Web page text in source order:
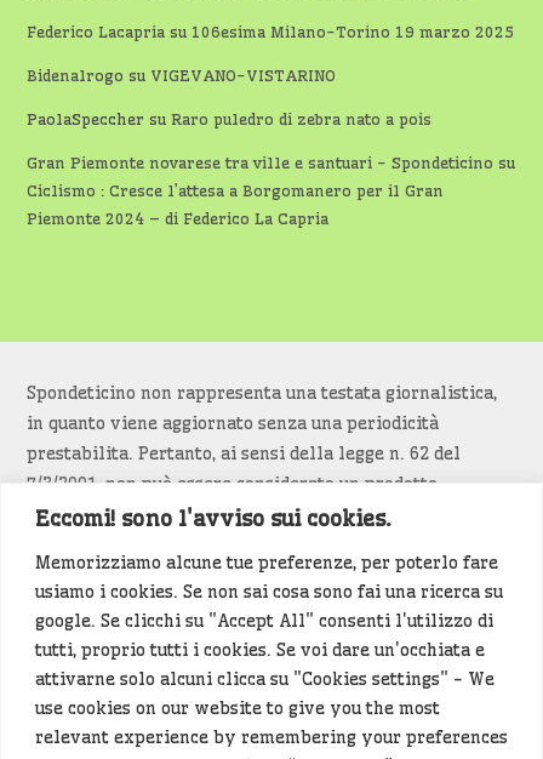
Eccomi! sono l'avviso sui cookies.
Memorizziamo alcune tue preferenze, per poterlo fare
usiamo i cookies. Se non sai cosa sono fai una ricerca su
google. Se clicchi su "Accept All" consenti l'utilizzo di
tutti, proprio tutti i cookies. Se voi dare un'occhiata e
attivarne solo alcuni clicca su "Cookies settings" - We
use cookies on our website to give you the most
relevant experience by remembering your preferences
Federico Lacapria su 106esima Milano-Torino 19 marzo 2025
Bidenalrogo su VIGEVANO-VISTARINO
PaolaSpeccher suRaro puledro di zebra nato a pois
Gran Piemonte novarese tra ville e santuari - Spondeticino su
Ciclismo : Cresce l’attesa a Borgomanero per il Gran
Piemonte 2024 – di Federico La Capria
Spondeticino non rappresenta una testata giornalistica,
in quanto viene aggiornato senza una periodicità
prestabilita. Pertanto, ai sensi della legge n. 62 del
7/3/2001, non può essere considerato un prodotto
editoriale.
Siamo attenti a non violare copyright e diritti
d’immagine. Se un contenuto è di tua proprietà e vuoi
richiederne la rimozionediccelo(<- clicca per inviarci un
messaggio).
Alcuni articoli sono generati in bozza rielaborando, con
l'intelligenza artificiale generativa, contenuti